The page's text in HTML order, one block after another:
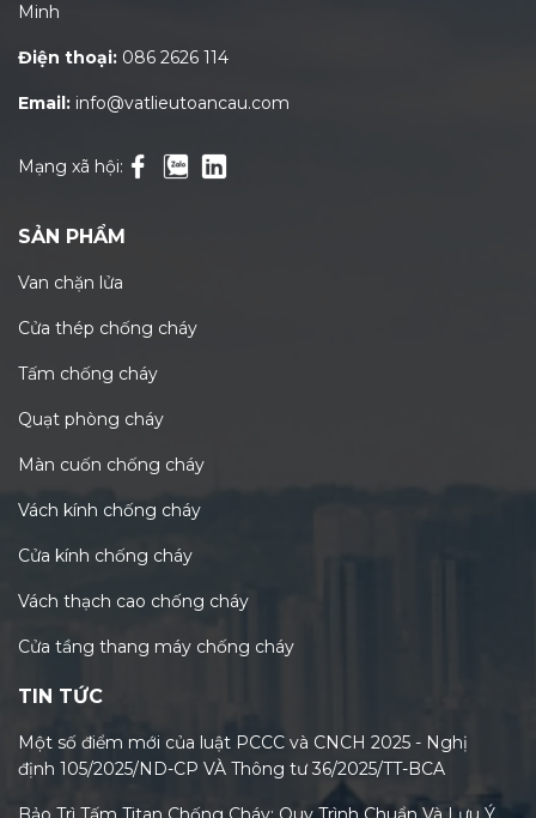
Minh
Điện thoại: 086 2626 114
Email: info@vatlieutoancau.com
Mạng xã hội:
SẢN PHẨM
Van chặn lửa
Cửa thép chống cháy
Tấm chống cháy
Quạt phòng cháy
Màn cuốn chống cháy
Vách kính chống cháy
Cửa kính chống cháy
Vách thạch cao chống cháy
Cửa tầng thang máy chống cháy
TIN TỨC
Một số điểm mới của luật PCCC và CNCH 2025 - Nghị
định 105/2025/ND-CP VÀ Thông tư 36/2025/TT-BCA